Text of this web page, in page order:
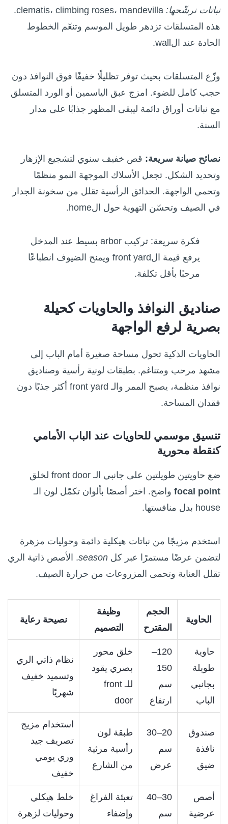
نباتات نرشّحها:
clematis، climbing roses، mandevilla.
هذه المتسلقات تزدهر طويل الموسم وتنعّم الخطوط
الحادة عند الwall.
وزّع المتسلقات بحيث توفر تظليلًا خفيفًا فوق النوافذ دون
حجب كامل للضوء. امزج عبق الياسمين أو الورد المتسلق
مع نباتات أوراق دائمة ليبقى المظهر جذابًا على مدار
السنة.
نصائح صيانة سريعة: قص خفيف سنوي لتشجيع الإزهار
وتحديد الشكل. تجعل الأسلاك الموجهة النمو منظمًا
وتحمي الواجهة. الحدائق الرأسية تقلل من سخونة الجدار
في الصيف وتحسّن التهوية حول الhome.
فكرة سريعة: تركيب arbor بسيط عند المدخل
يرفع قيمة الfront yard ويمنح الضيوف انطباعًا
مرحبًا بأقل تكلفة.
صناديق النوافذ والحاويات كحيلة
بصرية لرفع الواجهة
الحاويات الذكية تحول مساحة صغيرة أمام الباب إلى
مشهد مرحب ومتناغم. بطبقات لونية رأسية وصناديق
نوافذ منظمة، يصبح الممر والـ front yard أكثر جذبًا دون
فقدان المساحة.
تنسيق موسمي للحاويات عند الباب الأمامي
كنقطة محورية
ضع حاويتين طويلتين على جانبي الـ front door لخلق
focal point واضح. اختر أصصًا بألوان تكمّل لون الـ
house بدل منافستها.
استخدم مزيجًا من نباتات هيكلية دائمة وحوليات مزهرة
لتضمن عرضًا مستمرًا عبر كل season. الأصص ذاتية الري
تقلل العناية وتحمى المزروعات من حرارة الصيف.
الحاوية
الحجم
المقترح
وظيفة
التصميم
نصيحة رعاية
حاوية
طويلة
بجانبي
الباب
120–
150
سم
ارتفاع
خلق محور
بصري يقود
للـ front
door
نظام ذاتي الري
وتسميد خفيف
شهريًا
صندوق
نافذة
ضيق
20–30
سم
عرض
طبقة لون
رأسية مرئية
من الشارع
استخدام مزيج
تصريف جيد
وري يومي
خفيف
أصص
عرضية
30–40
سم
تعبئة الفراغ
وإضفاء
خلط هيكلي
وحوليات لزهرة